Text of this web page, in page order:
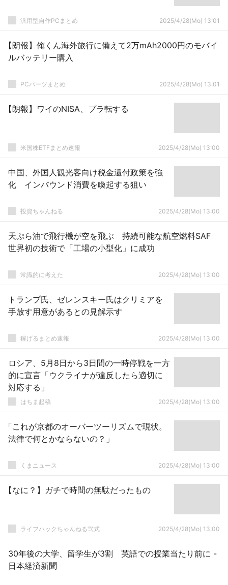
汎用型自作PCまとめ 2025/4/28(Mo) 13:01
【朗報】俺くん海外旅行に備えて2万mAh2000円のモバイ
ルバッテリー購入
PCパーツまとめ 2025/4/28(Mo) 13:01
【朗報】ワイのNISA、プラ転する
米国株ETFまとめ速報 2025/4/28(Mo) 13:00
中国、外国人観光客向け税金還付政策を強
化 インバウンド消費を喚起する狙い
投資ちゃんねる 2025/4/28(Mo) 13:00
天ぷら油で飛行機が空を飛ぶ 持続可能な航空燃料SAF
世界初の技術で「工場の小型化」に成功
常識的に考えた 2025/4/28(Mo) 13:00
トランプ氏、ゼレンスキー氏はクリミアを
手放す用意があるとの見解示す
稼げるまとめ速報 2025/4/28(Mo) 13:00
ロシア、5月8日から3日間の一時停戦を一方
的に宣言「ウクライナが違反したら適切に
対応する」
はちま起稿 2025/4/28(Mo) 13:00
「これが京都のオーバーツーリズムで現状。
法律で何とかならないの？」
くまニュース 2025/4/28(Mo) 13:00
【なに？】ガチで時間の無駄だったもの
ライフハックちゃんねる弐式 2025/4/28(Mo) 13:00
30年後の大学、留学生が3割 英語での授業当たり前に -
日本経済新聞